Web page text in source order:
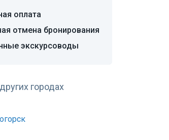
оплата
отмена бронирования
экскурсоводы
городах